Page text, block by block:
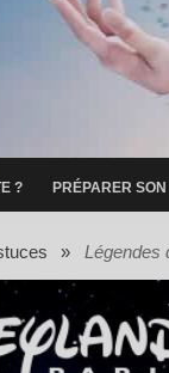
? PRÉPARER
» Légendes